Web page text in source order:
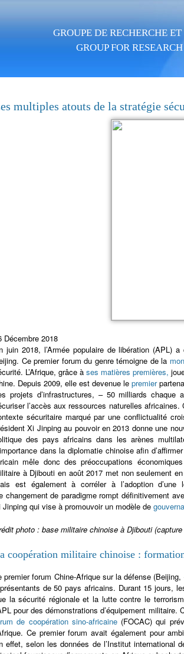
GROUPE DE RECHERCHE
GROUP FOR
multiples atouts de la stratégie
Décembre 2018
juin 2018, l’Armée populaire de libération (APL)
Ce premier forum du genre témoigne de la
L’Afrique, grâce àses matières premières,
Depuis 2009, elle est devenue lepremier
projets d’infrastructures, – 50 milliards
l’accès aux ressources naturelles
sécuritaire marqué par une conflictualité
Xi Jinping au pouvoir en 2013 donne une
des pays africains dans les arènes
dans la diplomatie chinoise afin
mêle donc des préoccupations
à Djibouti en août 2017 met non seulement
est également à corréler à l’adoption d’une
changement de paradigme rompt définitivement
Jinping qui vise à promouvoir un modèle de
photo : base militaire chinoise à Djibouti
coopération militaire chinoise :
premier forum Chine-Afrique sur la défense
de 50 pays africains. Durant 15 jours,
la sécurité régionale et la lutte contre le
pour des démonstrations d’équipement
de coopération sino-africaine(FOCAC) qui
Ce premier forum avait également pour
effet, selon les données de l’Institut international